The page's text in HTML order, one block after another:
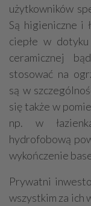
użytkowników
Są higieniczne i
ciepłe w
ceramicznej
stosować na
są w
się także w
np. w
hydrofobową
wykończenie
Prywatni
wszystkim za ich